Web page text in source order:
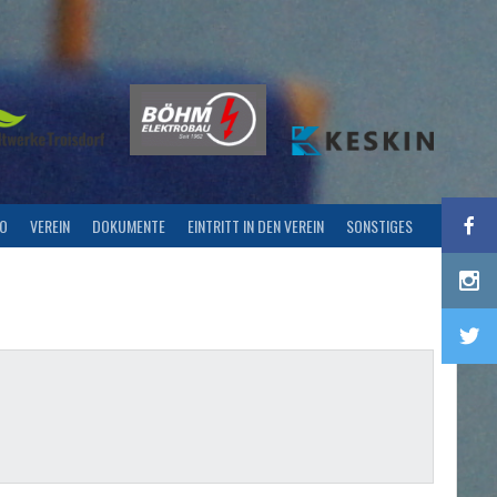
VEREIN DOKUMENTE EINTRITT IN DEN VEREIN SONSTIGES